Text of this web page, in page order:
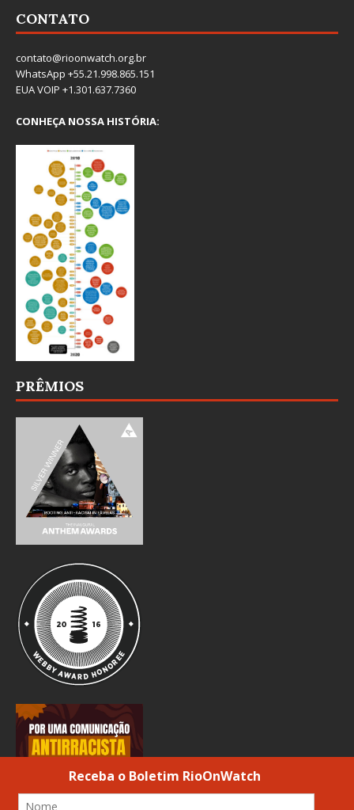
CONTATO
contato@rioonwatch.org.br
WhatsApp +55.21.998.865.151
EUA VOIP +1.301.637.7360
CONHEÇA NOSSA HISTÓRIA:
PRÊMIOS